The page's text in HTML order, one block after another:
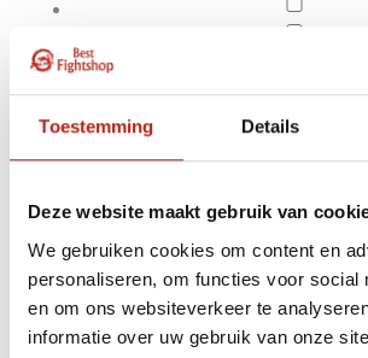
Toestemming Details
Deze website maakt gebruik van
We gebruiken cookies om content en
personaliseren, om functies voor social
en om ons websiteverkeer te
informatie over uw gebruik van onze
Apply filters
Producten
bamboe